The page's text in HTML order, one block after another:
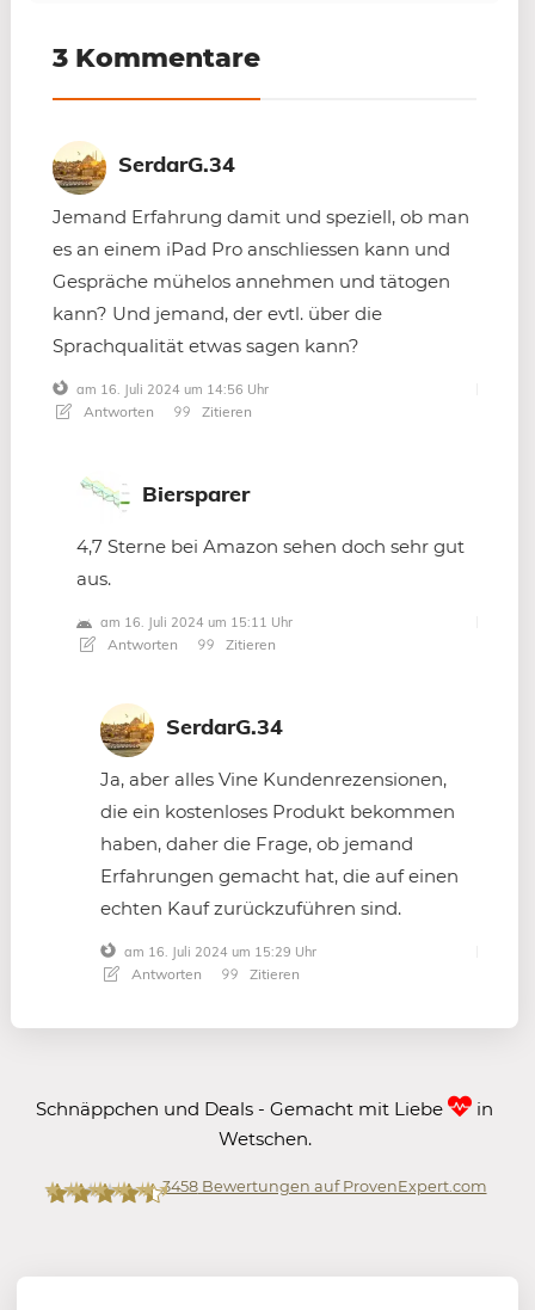
3 Kommentare
SerdarG.34
Jemand Erfahrung damit und speziell, ob man
es an einem iPad Pro anschliessen kann und
Gespräche mühelos annehmen und tätogen
kann? Und jemand, der evtl. über die
Sprachqualität etwas sagen kann?
am 16. Juli 2024 um 14:56 Uhr
Antworten Zitieren
Biersparer
4,7 Sterne bei Amazon sehen doch sehr gut
aus.
am 16. Juli 2024 um 15:11 Uhr
Antworten Zitieren
SerdarG.34
Ja, aber alles Vine Kundenrezensionen,
die ein kostenloses Produkt bekommen
haben, daher die Frage, ob jemand
Erfahrungen gemacht hat, die auf einen
echten Kauf zurückzuführen sind.
am 16. Juli 2024 um 15:29 Uhr
Antworten Zitieren
Schnäppchen und Deals - Gemacht mit Liebe
in
Wetschen.
3458Bewertungen auf ProvenExpert.com